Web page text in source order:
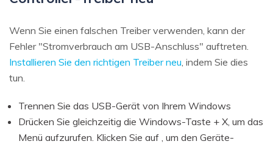
Wenn Sie einen falschen Treiber verwenden, kann der
Fehler "Stromverbrauch am USB-Anschluss" auftreten.
Installieren Sie den richtigen Treiber neu , indem Sie dies
tun.
Trennen Sie das USB-Gerät von Ihrem Windows
Drücken Sie gleichzeitig die Windows-Taste + X, um das
Menü aufzurufen. Klicken Sie auf , um den Geräte-